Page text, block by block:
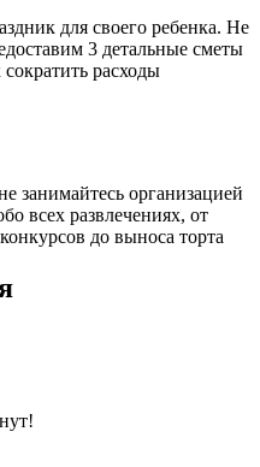
для своего ребенка. Не
3 детальные сметы
расходы
занимайтесь организацией
всех развлечениях, от
до выноса торта